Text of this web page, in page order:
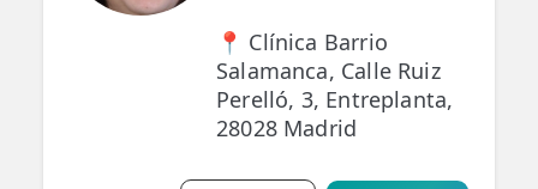
📍 Clínica Barrio
Salamanca, Calle Ruiz
Perelló, 3, Entreplanta,
28028 Madrid